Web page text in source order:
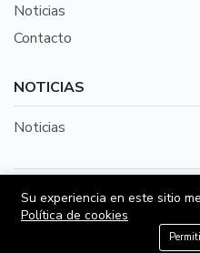
Noticias
Contacto
NOTICIAS
Noticias
©2026 Todo
perteneciente a
Su experiencia en este sitio
Política de cookies